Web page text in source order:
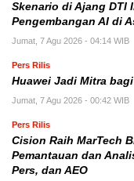
Skenario di Ajang DTI
Pengembangan AI di
Jumat, 7 Agu 2026 - 04:14 WIB
Pers Rilis
Huawei Jadi Mitra bagi
Jumat, 7 Agu 2026 - 00:42 WIB
Pers Rilis
Cision Raih MarTech
Pemantauan dan
Pers, dan AEO